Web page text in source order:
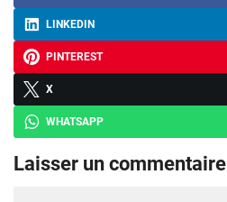
LINKEDIN
PINTEREST
X
WHATSAPP
Laisser un commentaire